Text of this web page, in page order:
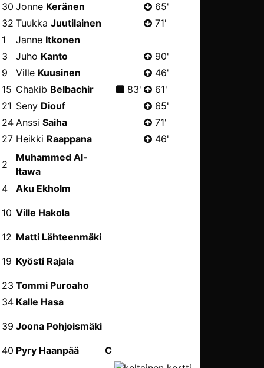
30 Jonne Keränen
65'
32 Tuukka Juutilainen
71'
1
Janne Itkonen
3
Juho Kanto
90'
9
Ville Kuusinen
46'
15 Chakib Belbachir 83'
61'
21 Seny Diouf
65'
24 Anssi Saiha
71'
27 Heikki Raappana 46'
2
Muhammed Al-
Itawa
75’
4
Aku Ekholm
10 Ville Hakola
12 Matti Lähteenmäki
19 Kyösti Rajala
23 Tommi Puroaho
34 Kalle Hasa
39 Joona Pohjoismäki
77’
40 Pyry Haanpää C